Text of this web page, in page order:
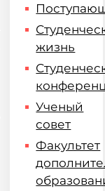
жизнь
Ученый
совет
Факультет